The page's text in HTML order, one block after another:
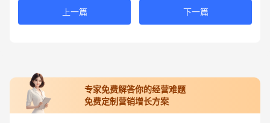
上一篇 下一篇
专家免费解答你的经营难题
免费定制营销增长方案